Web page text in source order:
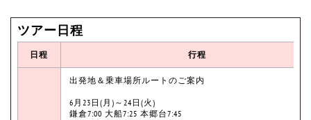
ツアー日程
日程 行程
出発地＆乗車場所ルートのご案内
6月23日(月)～24日(火)
鎌倉7:00 大船7:25 本郷台7:45